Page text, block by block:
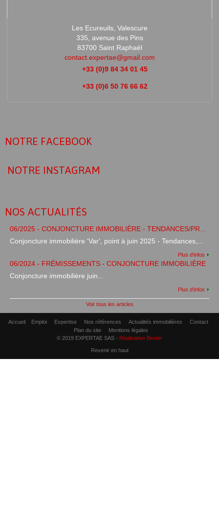
Les Ecureuils, Valescure
335, avenue des Pins
83700 Saint Raphaël
contact.expertae@gmail.com
+33 (0)9 84 34 01 45
+33 (0)6 50 76 66 62
NOTRE FACEBOOK
NOTRE INSTAGRAM
NOS ACTUALITÉS
Conjoncture immobilière 'Var', point à juin 2025 - Tendances,...
Plus d'infos
06/2024 - FRÉMISSEMENTS - CONJONCTURE IMMOBILIÈRE
Conjoncture immobilière juin...
Plus d'infos
Voir tous les articles
Accueil Emploi Expertise Nos références Actualités immobilières
Contact
Plan du site
Mentions légales
© 2019 EXPERTAE SAS - Réalisation Bexter
Revenir en haut